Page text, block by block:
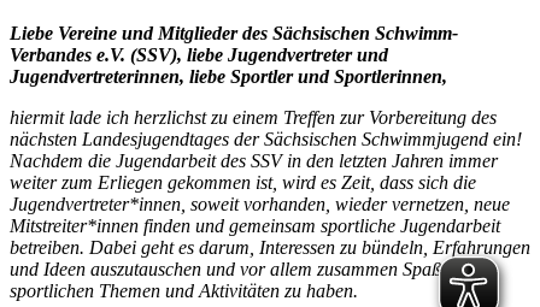
Liebe Vereine und Mitglieder des Sächsischen Schwimm-
Verbandes e.V. (SSV), liebe Jugendvertreter und
Jugendvertreterinnen, liebe Sportler und Sportlerinnen,
hiermit lade ich herzlichst zu einem Treffen zur Vorbereitung des
nächsten Landesjugendtages der Sächsischen Schwimmjugend ein!
Nachdem die Jugendarbeit des SSV in den letzten Jahren immer
weiter zum Erliegen gekommen ist, wird es Zeit, dass sich die
Jugendvertreter*innen, soweit vorhanden, wieder vernetzen, neue
Mitstreiter*innen finden und gemeinsam sportliche Jugendarbeit
betreiben. Dabei geht es darum, Interessen zu bündeln, Erfahrungen
und Ideen auszutauschen und vor allem zusammen Spaß an
sportlichen Themen und Aktivitäten zu haben.